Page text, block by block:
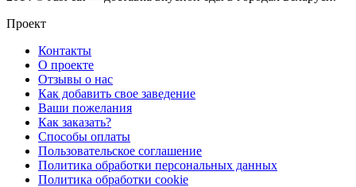
Проект
Контакты
О проекте
Отзывы о нас
Как добавить свое заведение
Ваши пожелания
Как заказать?
Способы оплаты
Пользовательское соглашение
Политика обработки персональных данных
Политика обработки cookie